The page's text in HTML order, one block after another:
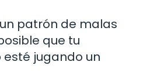
patrón de malas
que tu
jugando un